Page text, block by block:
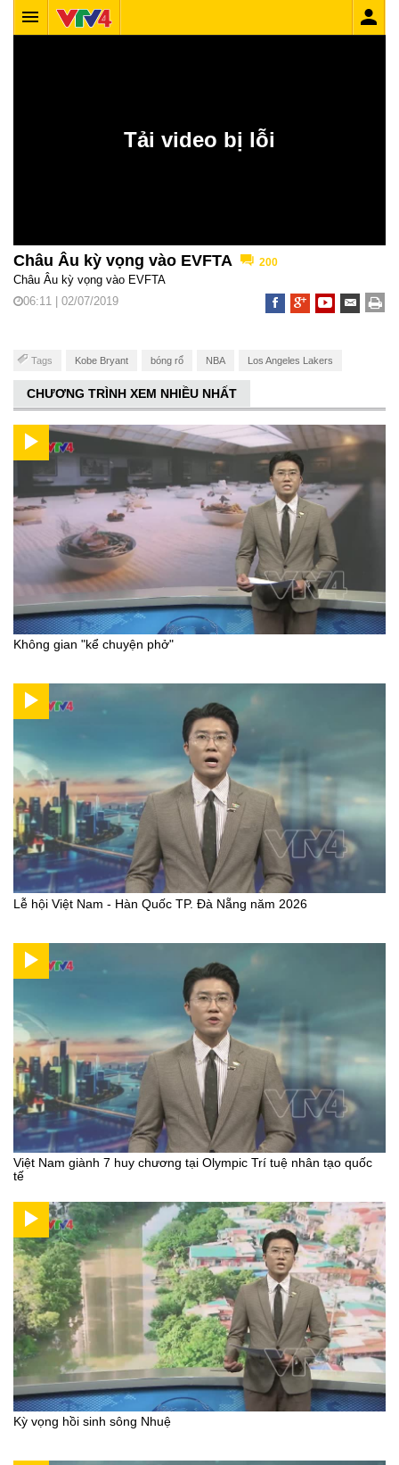
Châu Âu kỳ vọng vào EVFTA 200
Châu Âu kỳ vọng vào EVFTA
06:11 | 02/07/2019
Tags Kobe Bryant bóng rổ NBA Los Angeles Lakers
CHƯƠNG TRÌNH XEM NHIỀU NHẤT
Không gian "kể chuyện phở"
Lễ hội Việt Nam - Hàn Quốc TP. Đà Nẵng năm 2026
Việt Nam giành 7 huy chương tại Olympic Trí tuệ nhân tạo quốc
tế
Kỳ vọng hồi sinh sông Nhuệ